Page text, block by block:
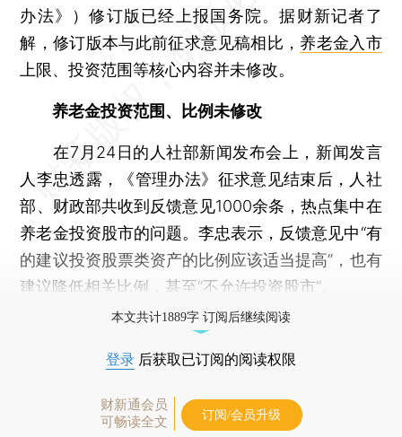
办法》）修订版已经上报国务院。据财新记者了
解，修订版本与此前征求意见稿相比， 养老金入市
上限、投资范围等核心内容并未修改。
养老金投资范围、比例未修改
在7月24日的人社部新闻发布会上，新闻发言
人李忠透露，《管理办法》征求意见结束后，人社
部、财政部共收到反馈意见1000余条，热点集中在
养老金投资股市的问题。李忠表示，反馈意见中“有
的建议投资股票类资产的比例应该适当提高”，也有
建议降低相关比例，甚至“不允许投资股市”。
本文共计1889字 订阅后继续阅读
登录 后获取已订阅的阅读权限
财新通会员
可畅读全文
订阅/会员升级